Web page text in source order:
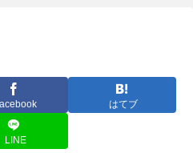
はてブ
LINE